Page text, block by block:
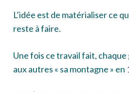
L’idée est de matérialiser ce
reste à faire.
Une fois ce travail fait,
aux autres « sa montagne »